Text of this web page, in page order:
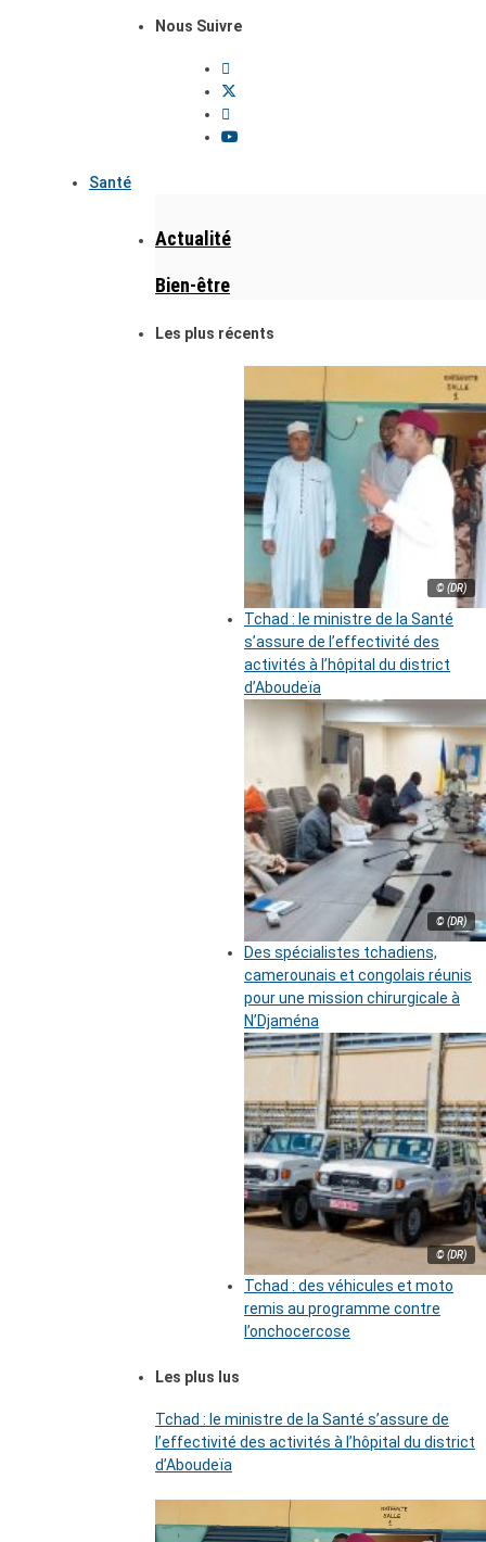
Nous Suivre
Santé
Actualité
Bien-être
Les plus récents
© (DR)
Tchad : le ministre de la Santé
s’assure de l’effectivité des
activités à l’hôpital du district
d’Aboudeïa
© (DR)
Des spécialistes tchadiens,
camerounais et congolais réunis
pour une mission chirurgicale à
N’Djaména
© (DR)
Tchad : des véhicules et moto
remis au programme contre
l’onchocercose
Les plus lus
Tchad : le ministre de la Santé s’assure de
l’effectivité des activités à l’hôpital du district
d’Aboudeïa